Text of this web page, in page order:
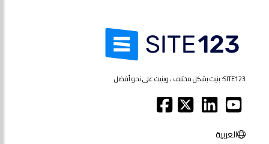
SITE123: بنيت بشكل مختلف ، وبنيت على نحو أفضل.
العربية